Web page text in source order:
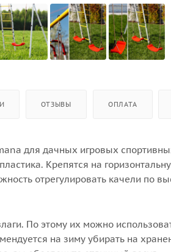
ОТЗЫВЫ ОПЛАТА
для дачных игровых
Крепятся на
отрегулировать качели по
По этому их можно
на зиму убирать на